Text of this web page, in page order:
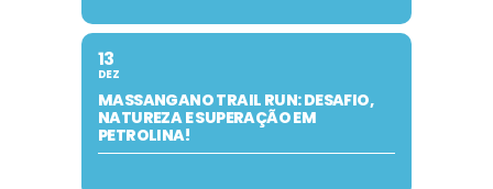
13
DEZ
MASSANGANO TRAIL RUN: DESAFIO,
NATUREZA E SUPERAÇÃO EM
PETROLINA!